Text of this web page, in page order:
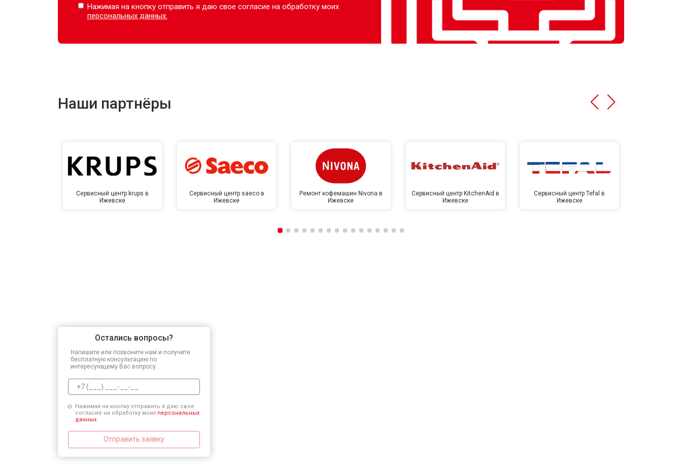
Нажимая на кнопку отправить я даю свое согласие на обработку моих
персональных данных.
Наши партнёры
Сервисный центр krups в
Ижевске
Сервисный центр saeco в
Ижевске
Ремонт кофемашин Nivona в
Ижевске
Сервисный центр KitchenAid в
Ижевске
Сервисный центр Tefal в
Ижевске
Остались вопросы?
Напишите или позвоните нам и получите
бесплатную консультацию по
интересующему Вас вопросу.
Нажимая на кнопку отправить я даю свое
согласие на обработку моих персональных
данных.
Отправить заявку